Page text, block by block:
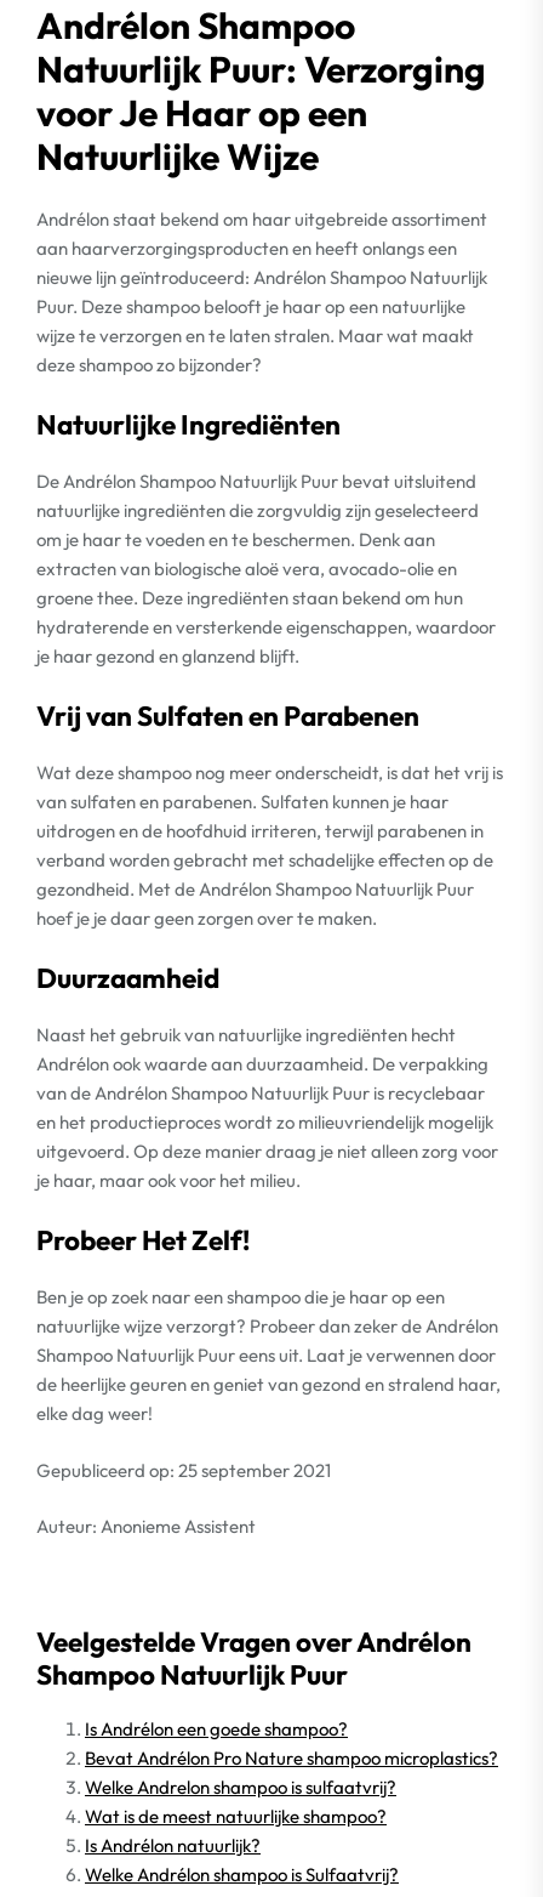
Andrélon Shampoo
Natuurlijk Puur: Verzorging
voor Je Haar op een
Natuurlijke Wijze
Andrélon staat bekend om haar uitgebreide assortiment
aan haarverzorgingsproducten en heeft onlangs een
nieuwe lijn geïntroduceerd: Andrélon Shampoo Natuurlijk
Puur. Deze shampoo belooft je haar op een natuurlijke
wijze te verzorgen en te laten stralen. Maar wat maakt
deze shampoo zo bijzonder?
Natuurlijke Ingrediënten
De Andrélon Shampoo Natuurlijk Puur bevat uitsluitend
natuurlijke ingrediënten die zorgvuldig zijn geselecteerd
om je haar te voeden en te beschermen. Denk aan
extracten van biologische aloë vera, avocado-olie en
groene thee. Deze ingrediënten staan bekend om hun
hydraterende en versterkende eigenschappen, waardoor
je haar gezond en glanzend blijft.
Vrij van Sulfaten en Parabenen
Wat deze shampoo nog meer onderscheidt, is dat het vrij is
van sulfaten en parabenen. Sulfaten kunnen je haar
uitdrogen en de hoofdhuid irriteren, terwijl parabenen in
verband worden gebracht met schadelijke effecten op de
gezondheid. Met de Andrélon Shampoo Natuurlijk Puur
hoef je je daar geen zorgen over te maken.
Duurzaamheid
Naast het gebruik van natuurlijke ingrediënten hecht
Andrélon ook waarde aan duurzaamheid. De verpakking
van de Andrélon Shampoo Natuurlijk Puur is recyclebaar
en het productieproces wordt zo milieuvriendelijk mogelijk
uitgevoerd. Op deze manier draag je niet alleen zorg voor
je haar, maar ook voor het milieu.
Probeer Het Zelf!
Ben je op zoek naar een shampoo die je haar op een
natuurlijke wijze verzorgt? Probeer dan zeker de Andrélon
Shampoo Natuurlijk Puur eens uit. Laat je verwennen door
de heerlijke geuren en geniet van gezond en stralend haar,
elke dag weer!
Gepubliceerd op: 25 september 2021
Auteur: Anonieme Assistent
Veelgestelde Vragen over Andrélon
Shampoo Natuurlijk Puur
Is Andrélon een goede shampoo?
Bevat Andrélon Pro Nature shampoo microplastics?
Welke Andrelon shampoo is sulfaatvrij?
Wat is de meest natuurlijke shampoo?
Is Andrélon natuurlijk?
Welke Andrélon shampoo is Sulfaatvrij?